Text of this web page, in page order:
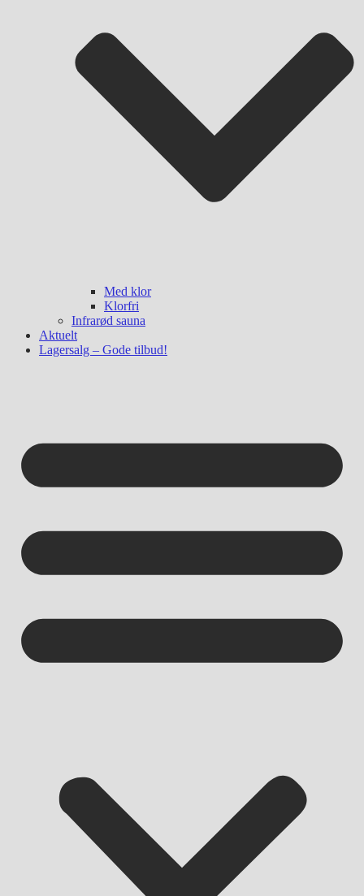
Med klor
Klorfri
Infrarød sauna
Aktuelt
Lagersalg – Gode tilbud!